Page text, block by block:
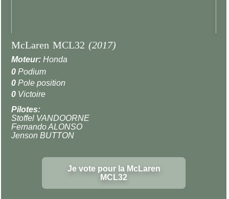
McLaren MCL32 (2017)
Moteur: Honda
0 Podium
0 Pole position
0 Victoire
Pilotes:
Stoffel VANDOORNE
Fernando ALONSO
Jenson BUTTON
Je vote pour la McLaren
MCL32